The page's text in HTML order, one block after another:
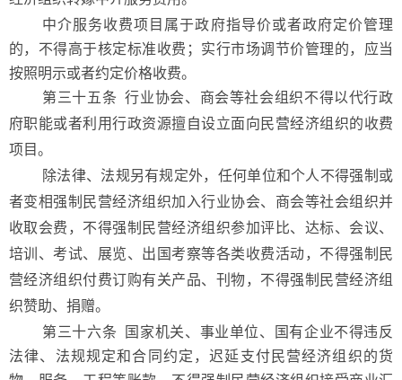
中介服务收费项目属于政府指导价或者政府定价管理
的，不得高于核定标准收费；实行市场调节价管理的，应当
按照明示或者约定价格收费。
第三十五条
行业协会、商会等社会组织不得以代行政
府职能或者利用行政资源擅自设立面向民营经济组织的收费
项目。
除法律、法规另有规定外，任何单位和个人不得强制或
者变相强制民营经济组织加入行业协会、商会等社会组织并
收取会费，不得强制民营经济组织参加评比、达标、会议、
培训、考试、展览、出国考察等各类收费活动，不得强制民
营经济组织付费订购有关产品、刊物，不得强制民营经济组
织赞助、捐赠。
第三十六条 国家机关、事业单位、国有企业不得违反
法律、法规规定和合同约定，迟延支付民营经济组织的货